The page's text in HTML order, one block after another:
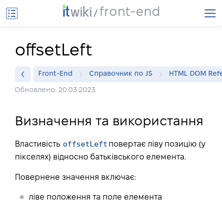
front-end
offsetLeft
Front-End Справочник по JS HTML DOM
Обновлено: 20.03.2023
Визначення та використання
Властивість offsetLeft повертає ліву позицію (у
пікселях) відносно батьківського елемента.
Повернене значення включає:
ліве положення та поле елемента